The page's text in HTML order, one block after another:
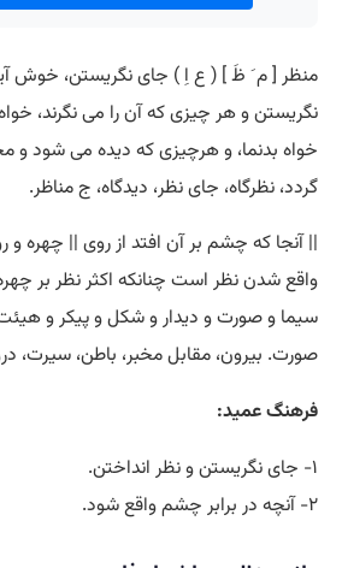
منظر [ م َ ظَ ] ( ع اِ ) جای نگریستن، خوش
نگریستن و هر چیزی که آن را می نگرند،
خواه بدنما، و هرچیزی که دیده می شود و
گردد، نظرگاه، جای نظر، دیدگاه، ج مناظر.
|| آنجا که چشم بر آن افتد از روی || چهره و
واقع شدن نظر است چنانکه اکثر نظر بر
سیما و صورت و دیدار و شکل و پیکر و
صورت. بیرون، مقابل مخبر، باطن، سیرت،
فرهنگ عمید:
۱- جای نگریستن و نظر انداختن.
۲- آنچه در برابر چشم واقع شود.